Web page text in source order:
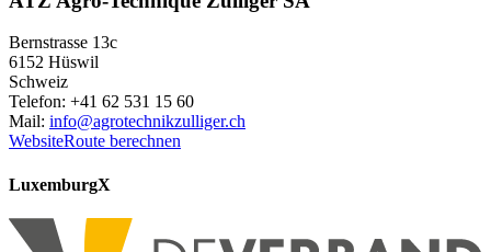
Bernstrasse 13c
6152 Hüswil
Schweiz
Telefon: +41 62 531 15 60
Mail: info@agrotechnikzulliger.ch
WebsiteRoute berechnen
LuxemburgX